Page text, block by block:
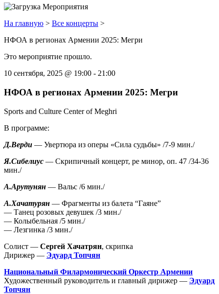
На главную > Все концерты >
НФОА в регионах Армении 2025: Мегри
Это мероприятие прошло.
10 сентября, 2025 @ 19:00 - 21:00
НФОА в регионах Армении 2025: Мегри
Sports and Culture Center of Meghri
В программе:
Д.Верди — Увертюра из оперы «Сила судьбы» /7-9 мин./
Я.Сибелиус — Скрипичный концерт, ре минор, оп. 47 /34-36
мин./
А.Арутунян — Вальс /6 мин./
А.Хачатурян — Фрагменты из балета “Гаяне”
— Танец розовых девушек /3 мин./
— Колыбельная /5 мин./
— Лезгинка /3 мин./
Солист — Сергей Хачатрян, скрипка
Дирижер — Эдуард Топчян
Национальный Филармонический Оркестр Армении
Художественный руководитель и главный дирижер — Эдуард
Топчян